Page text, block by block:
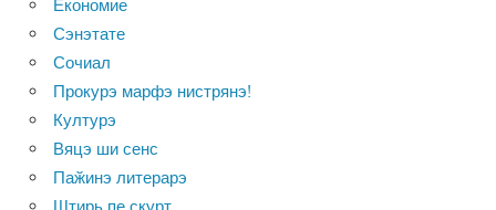
Економие
Сэнэтате
Сочиал
Прокурэ марфэ нистрянэ!
Културэ
Вяцэ ши сенс
Паӂинэ литерарэ